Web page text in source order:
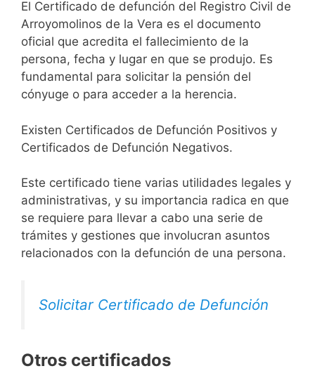
El Certificado de defunción del Registro Civil de
Arroyomolinos de la Vera es el documento
oficial que acredita el fallecimiento de la
persona, fecha y lugar en que se produjo. Es
fundamental para solicitar la pensión del
cónyuge o para acceder a la herencia.
Existen Certificados de Defunción Positivos y
Certificados de Defunción Negativos.
Este certificado tiene varias utilidades legales y
administrativas, y su importancia radica en que
se requiere para llevar a cabo una serie de
trámites y gestiones que involucran asuntos
relacionados con la defunción de una persona.
Solicitar Certificado de Defunción
Otros certificados